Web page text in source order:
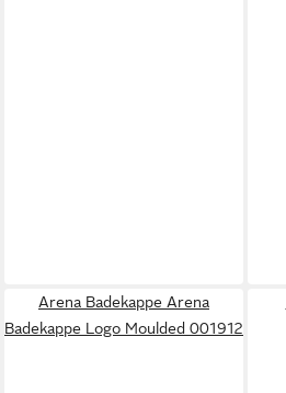
Arena Badekappe Arena
Badekappe Logo Moulded 001912